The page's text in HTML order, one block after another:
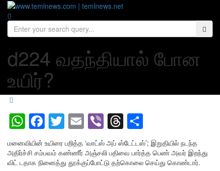
d224 வதந்தியால் போன
உயிர்?
WhatsApp
Facebook
Twitter
EmailViberThreads
மனைவியின் உயிரை பறித்த ‘வாட்ஸ் அப் ஸ்டேட்டஸ்’; இறுதியில் நடந்த
அதிர்ச்சி சம்பவம் கண்ணீர் அஞ்சலி பதிவை பார்த்த பெண் அவர் இறந்து
விட் டதாக நினைத்து தூக்குப்போட்டு தற்கொலை செய்து கொண்டார்.